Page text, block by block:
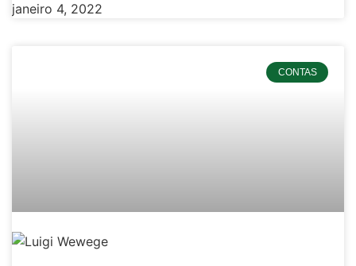
janeiro 4, 2022
CONTAS